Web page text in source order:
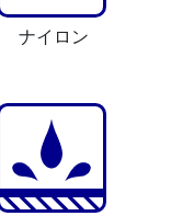
ナイロン